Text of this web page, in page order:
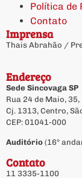
Política de
Contato
Imprensa
Thais Abrahão /
Endereço
Sede Sincovaga SP
Rua 24 de Maio,
Cj. 1313, Centro,
CEP: 01041-000
Auditório (16º
Contato
11 3335-1100